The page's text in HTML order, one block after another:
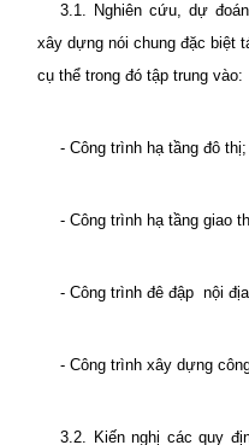
3.1. Nghiên cứu, dự
xây dựng nói chung đặc biệt
cụ thể trong đó tập trung vào:
- Công trình hạ tầng đô thị;
- Công trình hạ tầng giao
- Công trình đê đập nội
- Công trình xây dựng
3.2. Kiến nghị các quy